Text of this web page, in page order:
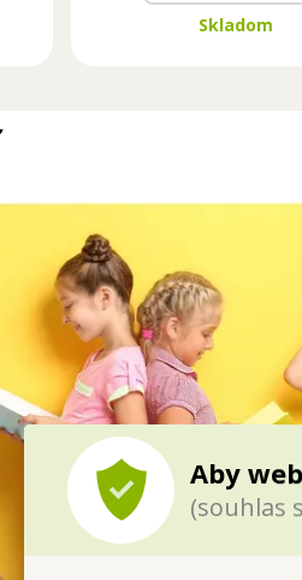
Aby
(souhlas
Skladom